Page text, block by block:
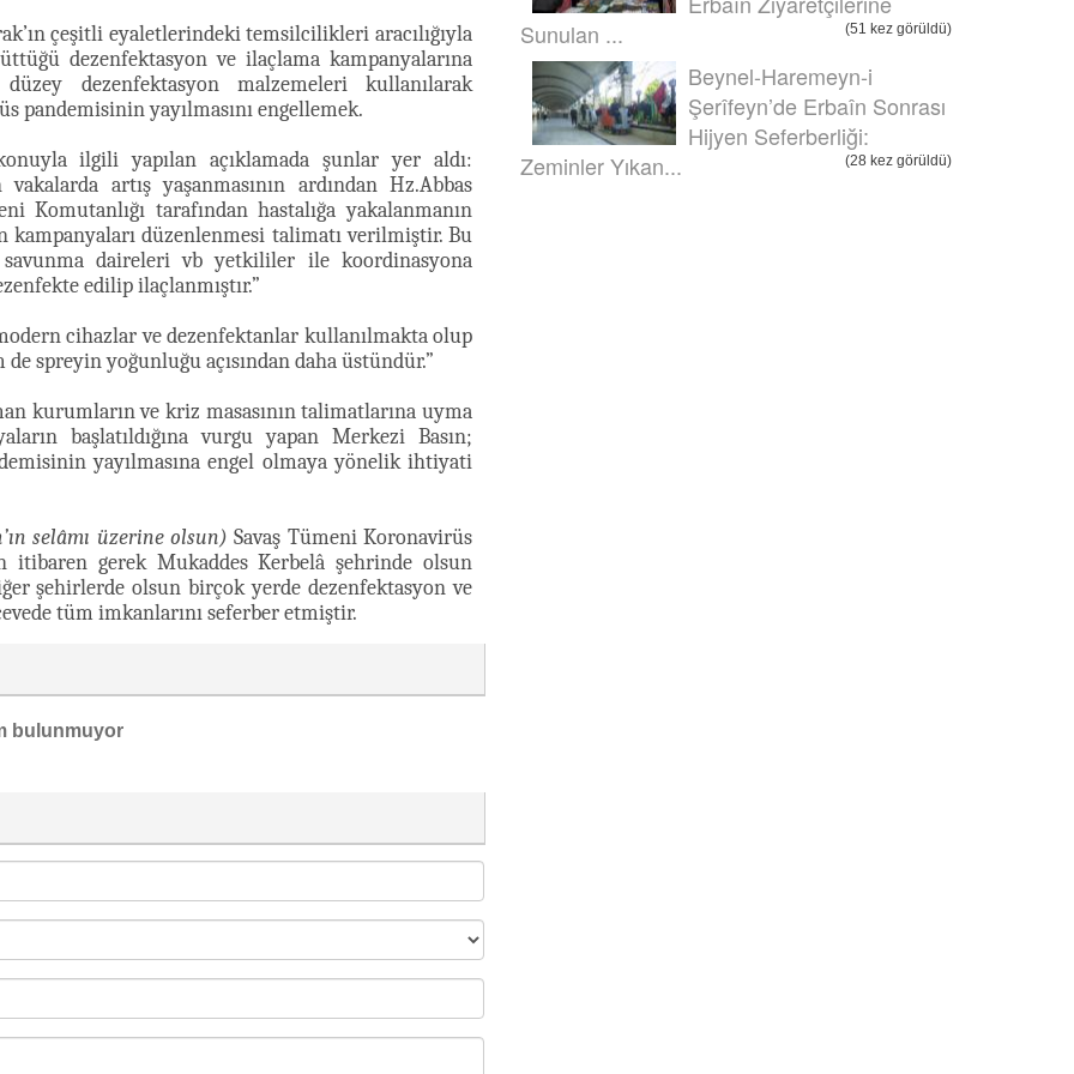
çeşitli eyaletlerindeki temsilcilikleri aracılığıyla
dezenfektasyon ve ilaçlama kampanyalarına
dezenfektasyon malzemeleri kullanılarak
pandemisinin yayılmasını engellemek.
ilgili yapılan açıklamada şunlar yer aldı:
artış yaşanmasının ardından Hz.Abbas
Komutanlığı tarafından hastalığa yakalanmanın
kampanyaları düzenlenmesi talimatı verilmiştir. Bu
daireleri vb yetkililer ile koordinasyona
edilip ilaçlanmıştır.”
cihazlar ve dezenfektanlar kullanılmakta olup
spreyin yoğunluğu açısından daha üstündür.”
kurumların ve kriz masasının talimatlarına uyma
başlatıldığına vurgu yapan Merkezi Basın;
yayılmasına engel olmaya yönelik ihtiyati
selâmı üzerine olsun) Savaş Tümeni Koronavirüs
itibaren gerek Mukaddes Kerbelâ şehrinde olsun
şehirlerde olsun birçok yerde dezenfektasyon ve
tüm imkanlarını seferber etmiştir.
bulunmuyor
Sunulan ...
(51 kez görüldü)
Beynel-Haremeyn-i
Şerîfeyn’de Erbaîn Sonrası
Hijyen Seferberliği:
Zeminler Yıkan...
(28 kez görüldü)